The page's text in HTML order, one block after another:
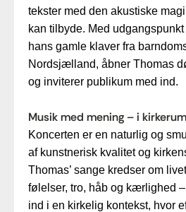
tekster med den akustiske
kan tilbyde. Med
hans gamle klaver fra
Nordsjælland, åbner Thomas
og inviterer publikum med ind.
Musik med mening – i
Koncerten er en naturlig og
af kunstnerisk kvalitet og
Thomas’ sange kredser om
følelser, tro, håb og kærlighed
ind i en kirkelig kontekst, hvor